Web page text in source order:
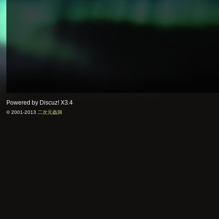
Powered by Discuz!X3.4
© 2001-2013 二次元蟲洞